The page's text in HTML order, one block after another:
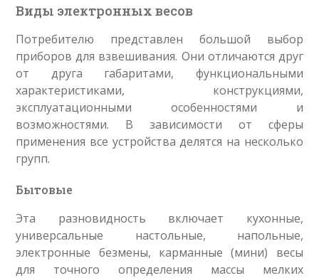
Виды электронных весов
Потребителю представлен большой выбор
приборов для взвешивания. Они отличаются друг
от друга габаритами, функциональными
характеристиками, конструкциями,
эксплуатационными особенностями и
возможностями. В зависимости от сферы
применения все устройства делятся на несколько
групп.
Бытовые
Эта разновидность включает кухонные,
универсальные настольные, напольные,
электронные безмены, карманные (мини) весы
для точного определения массы мелких